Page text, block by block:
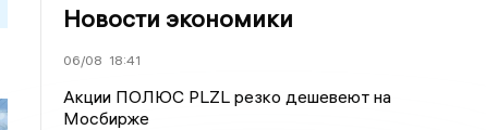
Новости экономики
06/08 18:41
Акции ПОЛЮС PLZL резко дешевеют на
Мосбирже